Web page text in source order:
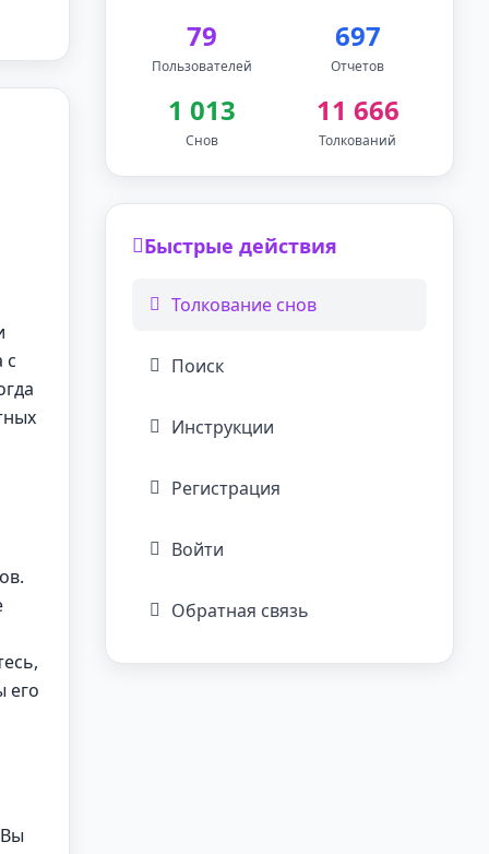
с
его
79
Пользователей
697
Отчетов
1 013
Снов
11 666
Толкований
Быстрые действия
Толкование снов
Поиск
Инструкции
Регистрация
Войти
Обратная связь